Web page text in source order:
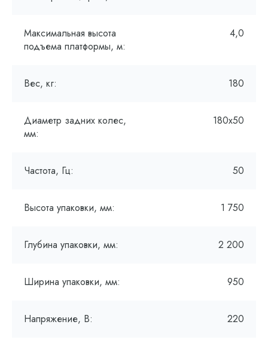
Максимальная высота
подъема платформы, м:
4,0
Вес, кг: 180
Диаметр задних колес,
мм:
180х50
Частота, Гц: 50
Высота упаковки, мм: 1 750
Глубина упаковки, мм: 2 200
Ширина упаковки, мм: 950
Напряжение, В: 220